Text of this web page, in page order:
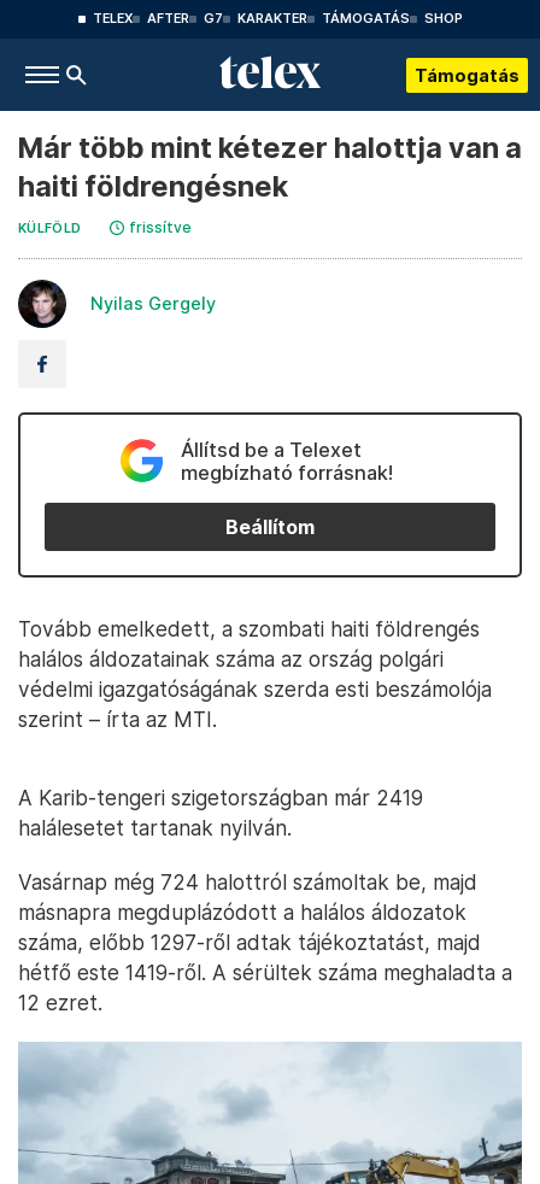
TELEX AFTER G7 KARAKTER TÁMOGATÁS SHOP
Támogatás
Már több mint kétezer halottja van a
haiti földrengésnek
KÜLFÖLD frissítve
Nyilas Gergely
Állítsd be a Telexet
megbízható forrásnak!
Beállítom
Tovább emelkedett, a szombati haiti földrengés
halálos áldozatainak száma az ország polgári
védelmi igazgatóságának szerda esti beszámolója
szerint – írta az MTI.
A Karib-tengeri szigetországban már 2419
halálesetet tartanak nyilván.
Vasárnap még 724 halottról számoltak be, majd
másnapra megduplázódott a halálos áldozatok
száma, előbb 1297-ről adtak tájékoztatást, majd
hétfő este 1419-ről. A sérültek száma meghaladta a
12 ezret.